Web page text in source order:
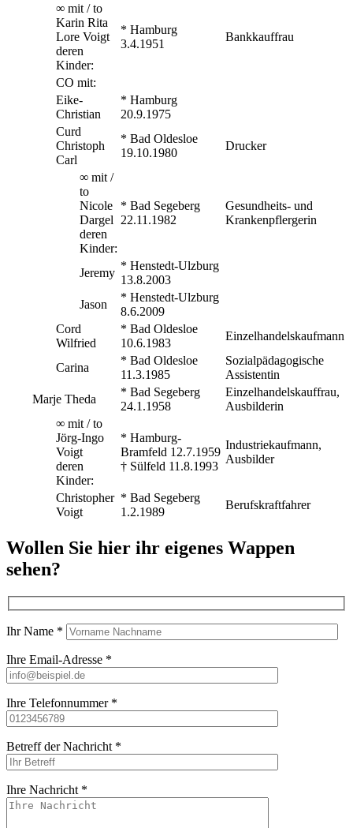
∞ mit / to
Karin Rita
Lore Voigt
deren
Kinder:
* Hamburg
3.4.1951
Bankkauffrau
CO mit:
Eike-
Christian
* Hamburg
20.9.1975
Curd
Christoph
Carl
* Bad Oldesloe
19.10.1980
Drucker
∞ mit /
to
Nicole
Dargel
deren
Kinder:
* Bad Segeberg
22.11.1982
Gesundheits- und
Krankenpflergerin
Jeremy
* Henstedt-Ulzburg
13.8.2003
Jason
* Henstedt-Ulzburg
8.6.2009
Cord
Wilfried
* Bad Oldesloe
10.6.1983
Einzelhandelskaufmann
Carina
* Bad Oldesloe
11.3.1985
Sozialpädagogische
Assistentin
Marje Theda
* Bad Segeberg
24.1.1958
Einzelhandelskauffrau,
Ausbilderin
∞ mit / to
Jörg-Ingo
Voigt
deren
Kinder:
* Hamburg-
Bramfeld 12.7.1959
† Sülfeld 11.8.1993
Industriekaufmann,
Ausbilder
Christopher
Voigt
* Bad Segeberg
1.2.1989
Berufskraftfahrer
Wollen Sie hier ihr eigenes Wappen
sehen?
Ihr Name *
Ihre Email-Adresse *
Ihre Telefonnummer *
Betreff der Nachricht *
Ihre Nachricht *